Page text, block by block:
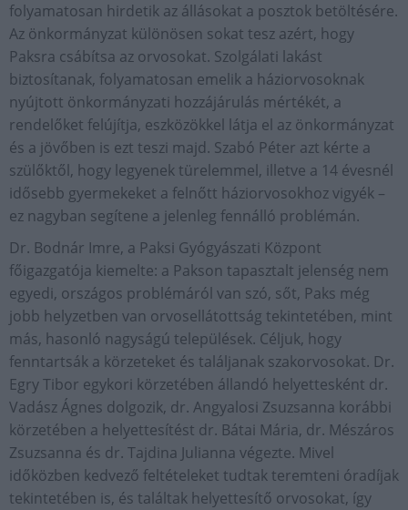
folyamatosan hirdetik az állásokat a posztok betöltésére.
Az önkormányzat különösen sokat tesz azért, hogy
Paksra csábítsa az orvosokat. Szolgálati lakást
biztosítanak, folyamatosan emelik a háziorvosoknak
nyújtott önkormányzati hozzájárulás mértékét, a
rendelőket felújítja, eszközökkel látja el az önkormányzat
és a jövőben is ezt teszi majd. Szabó Péter azt kérte a
szülőktől, hogy legyenek türelemmel, illetve a 14 évesnél
idősebb gyermekeket a felnőtt háziorvosokhoz vigyék –
ez nagyban segítene a jelenleg fennálló problémán.
Dr. Bodnár Imre, a Paksi Gyógyászati Központ
főigazgatója kiemelte: a Pakson tapasztalt jelenség nem
egyedi, országos problémáról van szó, sőt, Paks még
jobb helyzetben van orvosellátottság tekintetében, mint
más, hasonló nagyságú települések. Céljuk, hogy
fenntartsák a körzeteket és találjanak szakorvosokat. Dr.
Egry Tibor egykori körzetében állandó helyettesként dr.
Vadász Ágnes dolgozik, dr. Angyalosi Zsuzsanna korábbi
körzetében a helyettesítést dr. Bátai Mária, dr. Mészáros
Zsuzsanna és dr. Tajdina Julianna végezte. Mivel
időközben kedvező feltételeket tudtak teremteni óradíjak
tekintetében is, és találtak helyettesítő orvosokat, így